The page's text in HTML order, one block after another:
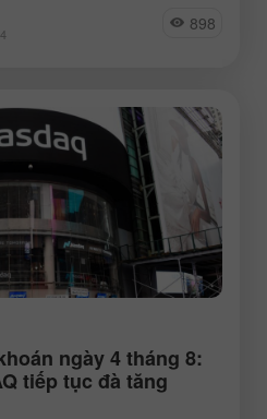
898
ngày 4 tháng 8:
tiếp tục đà tăng